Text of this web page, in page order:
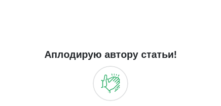
Аплодирую автору статьи!